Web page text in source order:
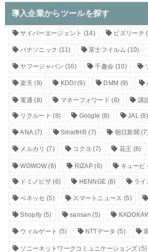
導入企業からツールを探す
サイバーエージェント (14) ビズリーチ
パナソニック (11) 富士フイルム (10)
ヤフージャパン (10) 千趣会 (10)
楽天 (9) KDDI (9) DMM (9)
電通 (8) マネーフォワード (8) 講
リクルート (8) Google (8) JAL(8)
ANA(7) SmartHR (7) 朝日新聞
メルカリ (7) コクヨ (7) 花王 (6)
WOWOW(6) RIZAP (6) キュービ
ドミノピザ(6) HENNGE (6) ライ
ベネッセ (5) スマートニュース (5)
Shopify (5) sansan (5)
ウィルゲート (5) NTTデータ (5)
ソニーネットワークコミュニケーションズ (5)